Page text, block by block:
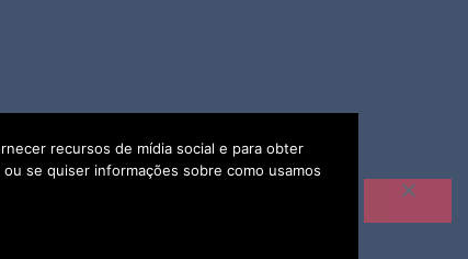
recursos de mídia social e para obter
se quiser informações sobre como usamos